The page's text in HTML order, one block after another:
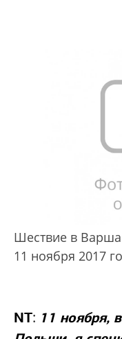
Шествие в
11 ноября 2017
NT: 11 ноября,